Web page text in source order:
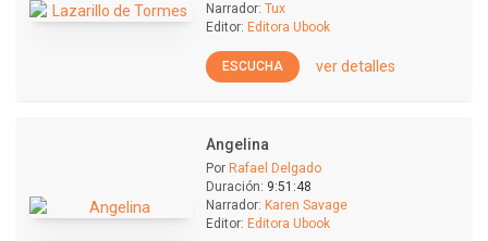
Narrador: Tux
Editor: Editora Ubook
ESCUCHA ver detalles
Angelina
Por Rafael Delgado
Duración: 9:51:48
Narrador: Karen Savage
Editor: Editora Ubook